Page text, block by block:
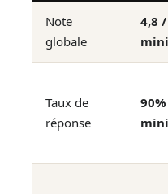
Note
globale
4,8
Taux de
réponse
90%